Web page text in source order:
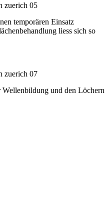
temporären Einsatz
liess sich so
und den Löchern